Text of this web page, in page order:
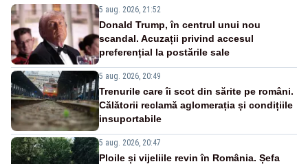
5 aug. 2026, 21:52
Donald Trump, în centrul unui nou
scandal. Acuzații privind accesul
preferențial la postările sale
5 aug. 2026, 20:49
Trenurile care îi scot din sărite pe români.
Călătorii reclamă aglomerația și condițiile
insuportabile
5 aug. 2026, 20:47
Ploile și vijeliile revin în România. Șefa